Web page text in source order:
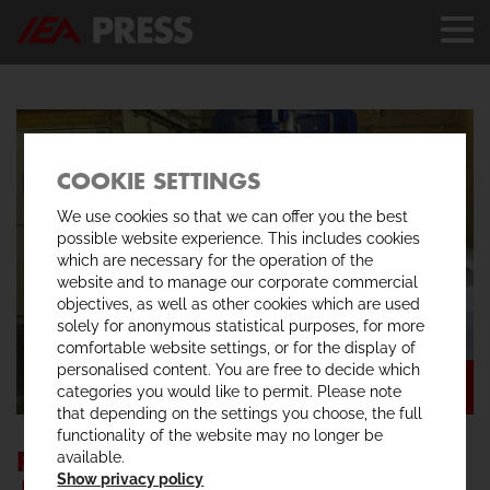
PODCZYSZCZANIE FILTRATU
COOKIE SETTINGS
We use cookies so that we can offer you the best
possible website experience. This includes cookies
which are necessary for the operation of the
website and to manage our corporate commercial
objectives, as well as other cookies which are used
solely for anonymous statistical purposes, for more
comfortable website settings, or for the display of
personalised content. You are free to decide which
categories you would like to permit. Please note
that depending on the settings you choose, the full
functionality of the website may no longer be
available.
Show privacy policy